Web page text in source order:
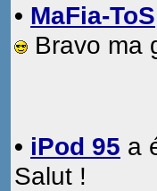
• MaFia-ToS
Bravo ma
• iPod 95 a
Salut !